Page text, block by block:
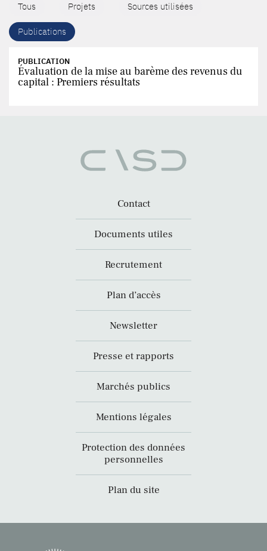
Tous Projets Sources utilisées
Publications
PUBLICATION
Évaluation de la mise au barème des revenus du
capital : Premiers résultats
Contact
Documents utiles
Recrutement
Plan d’accès
Newsletter
Presse et rapports
Marchés publics
Mentions légales
Protection des données
personnelles
Plan du site